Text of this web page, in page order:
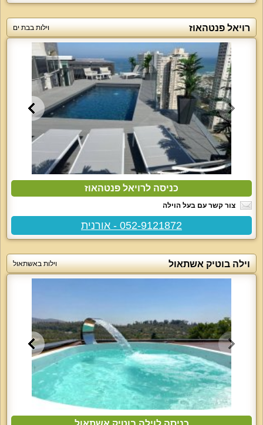
רויאל פנטהאוז וילות בבת ים
כניסה לרויאל פנטהאוז
צור קשר עם בעל הוילה
052-9121872 - אורנית
וילה בוטיק אשתאול וילות באשתאול